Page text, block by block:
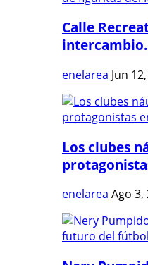
Calle
enelarea Jun
Los clubes
enelarea Ago 3,